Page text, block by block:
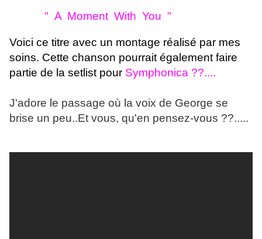
" A Moment With You "
Voici ce titre avec un montage réalisé par mes
soins. Cette chanson pourrait également faire
partie de la setlist pour Symphonica ??....
J'adore le passage où la voix de George se
brise un peu..Et vous, qu'en pensez-vous ??.....